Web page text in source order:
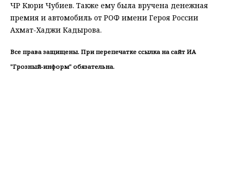
ЧР Кюри Чубиев. Также ему была вручена денежная
премия и автомобиль от РОФ имени Героя России
Ахмат-Хаджи Кадырова.
Все права защищены. При перепечатке ссылка на сайт ИА
"Грозный-информ" обязательна.